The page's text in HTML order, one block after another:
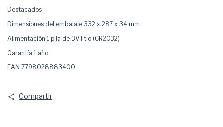
Destacados -
Dimensiones del embalaje 332 x 287 x 34 mm.
Alimentación 1 pila de 3V litio (CR2032)
Garantía 1 año
EAN 7798028883400
Compartir